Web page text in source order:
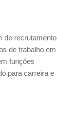
de recrutamento
de trabalho em
funções
para carreira e